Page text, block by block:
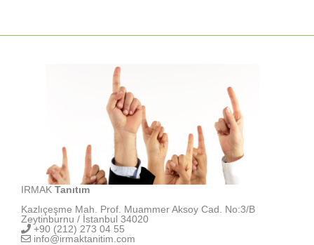
IRMAK Tanıtım
Kazlıçeşme Mah. Prof. Muammer Aksoy Cad. No:3/B
Zeytinburnu / İstanbul 34020
+90 (212) 273 04 55
info@irmaktanitim.com